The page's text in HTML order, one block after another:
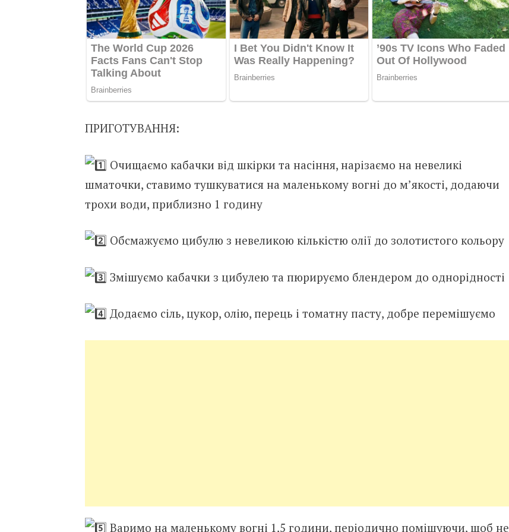
ПРИГОТУВАННЯ:
Очищаємо кабачки від шкірки та насіння, нарізаємо на невеликі
шматочки, ставимо тушкуватися на маленькому вогні до м’якості, додаючи
трохи води, приблизно 1 годину
Обсмажуємо цибулю з невеликою кількістю олії до золотистого кольору
Змішуємо кабачки з цибулею та пюрируємо блендером до однорідності
Додаємо сіль, цукор, олію, перець і томатну пасту, добре перемішуємо
Варимо на маленькому вогні 1,5 години, періодично помішуючи, щоб не